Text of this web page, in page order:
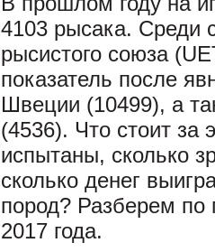
4103 рысака. Среди
рысистого союза
показатель после
Швеции (10499), а
(4536). Что стоит за
испытаны, сколько
сколько денег
пород? Разберем по
2017 года.